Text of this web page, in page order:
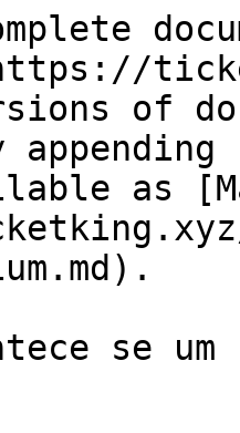
of
as
se